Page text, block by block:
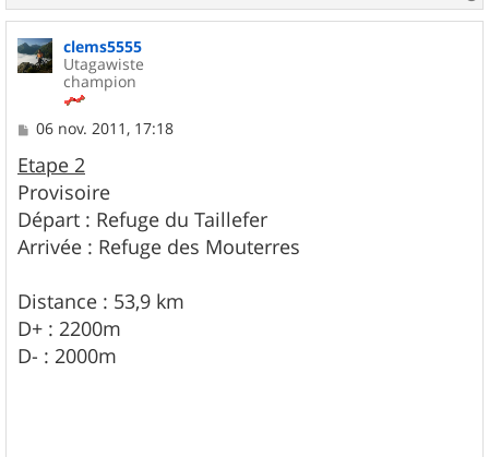
a
u
clems5555
Utagawiste
champion
M
s
s
a
g
e
06 nov. 2011, 17:18
Etape 2
Provisoire
Départ : Refuge du Taillefer
Arrivée : Refuge des Mouterres
Distance : 53,9 km
D+ : 2200m
D- : 2000m